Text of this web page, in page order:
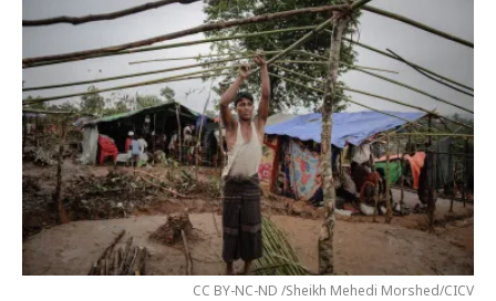
CC BY-NC-ND /Sheikh Mehedi Morshed/CICV